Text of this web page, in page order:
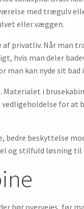
med trægulv
eller væggen.
privatliv. Når man
hvis man deler
man kan nyde sit bad
i
for at
beskyttelse
og stilfuld løsning til
bør overvejes, før